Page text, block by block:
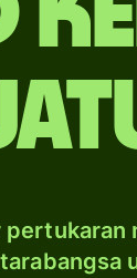
pertukaran